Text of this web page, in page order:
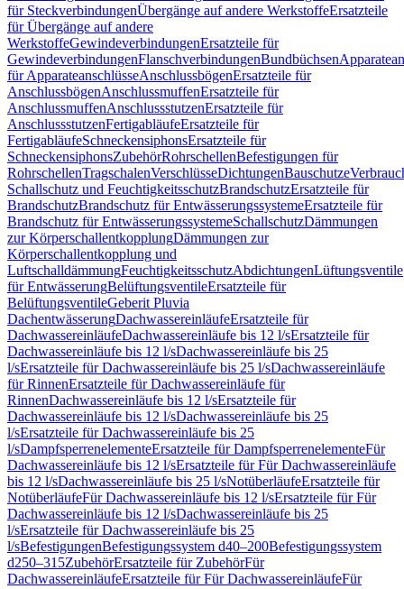
für SteckverbindungenÜbergänge auf andere WerkstoffeErsatzteile
für Übergänge auf andere
WerkstoffeGewindeverbindungenErsatzteile für
GewindeverbindungenFlanschverbindungenBundbüchsen
für ApparateanschlüsseAnschlussbögenErsatzteile für
AnschlussbögenAnschlussmuffenErsatzteile für
AnschlussmuffenAnschlussstutzenErsatzteile für
AnschlussstutzenFertigabläufeErsatzteile für
FertigabläufeSchneckensiphonsErsatzteile für
SchneckensiphonsZubehörRohrschellenBefestigungen für
RohrschellenTragschalenVerschlüsseDichtungenBauschutze
Schallschutz und FeuchtigkeitsschutzBrandschutzErsatzteile für
BrandschutzBrandschutz für EntwässerungssystemeErsatzteile für
Brandschutz für EntwässerungssystemeSchallschutzDämmungen
zur KörperschallentkopplungDämmungen zur
Körperschallentkopplung und
LuftschalldämmungFeuchtigkeitsschutzAbdichtungenLüftungsventile
für EntwässerungBelüftungsventileErsatzteile für
BelüftungsventileGeberit Pluvia
DachentwässerungDachwassereinläufeErsatzteile für
DachwassereinläufeDachwassereinläufe bis 12 l/sErsatzteile für
Dachwassereinläufe bis 12 l/sDachwassereinläufe bis 25
l/sErsatzteile für Dachwassereinläufe bis 25 l/sDachwassereinläufe
für RinnenErsatzteile für Dachwassereinläufe für
RinnenDachwassereinläufe bis 12 l/sErsatzteile für
Dachwassereinläufe bis 12 l/sDachwassereinläufe bis 25
l/sErsatzteile für Dachwassereinläufe bis 25
l/sDampfsperrenelementeErsatzteile für DampfsperrenelementeFür
Dachwassereinläufe bis 12 l/sErsatzteile für Für Dachwassereinläufe
bis 12 l/sDachwassereinläufe bis 25 l/sNotüberläufeErsatzteile für
NotüberläufeFür Dachwassereinläufe bis 12 l/sErsatzteile für Für
Dachwassereinläufe bis 12 l/sDachwassereinläufe bis 25
l/sErsatzteile für Dachwassereinläufe bis 25
l/sBefestigungenBefestigungssystem d40–200Befestigungssystem
d250–315ZubehörErsatzteile für ZubehörFür
DachwassereinläufeErsatzteile für Für DachwassereinläufeFür